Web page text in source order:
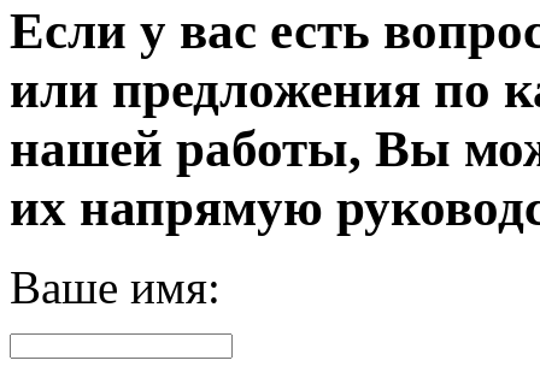
Если у вас есть
или предложения по
нашей работы, Вы
их напрямую
Ваше имя: